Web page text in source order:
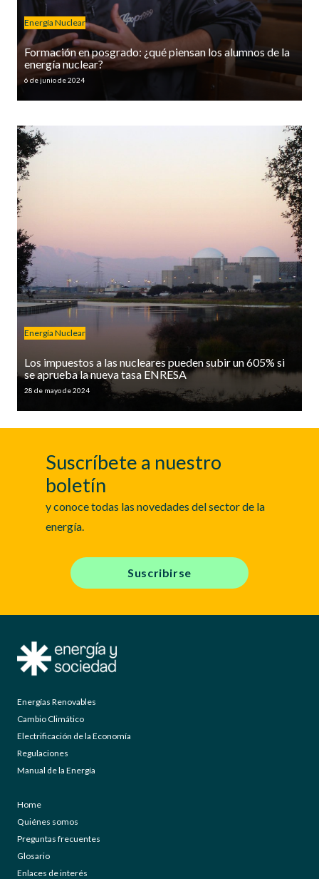
Energía Nuclear
Formación en posgrado: ¿qué piensan los alumnos de la
energía nuclear?
6 de junio de 2024
Energía Nuclear
Los impuestos a las nucleares pueden subir un 605% si
se aprueba la nueva tasa ENRESA
28 de mayo de 2024
Suscríbete a nuestro
boletín
y conoce todas las novedades del sector de la
energía.
Suscribirse
Energías Renovables
Cambio Climático
Electrificación de la Economía
Regulaciones
Manual de la Energía
Home
Quiénes somos
Preguntas frecuentes
Glosario
Enlaces de interés